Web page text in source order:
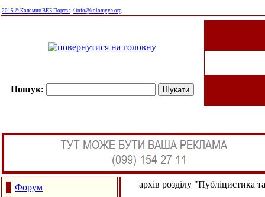
2015 © Коломия ВЕБ Портал / info@kolomyya.org
Пошук:
Форум
архів розділу "Публіцистика